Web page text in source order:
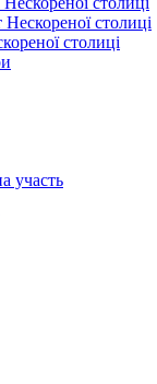
столиці
столиці
участь